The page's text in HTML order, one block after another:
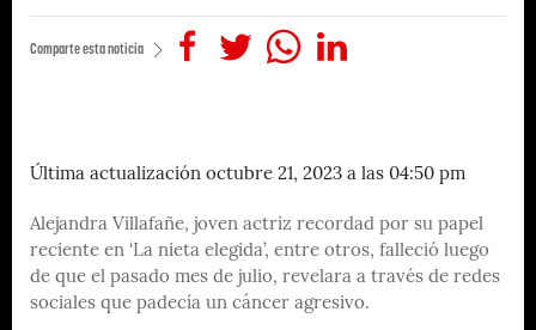
Comparte esta noticia
Última actualización octubre 21, 2023 a las 04:50 pm
Alejandra Villafañe, joven actriz recordad por su papel
reciente en ‘La nieta elegida’, entre otros, falleció luego
de que el pasado mes de julio, revelara a través de redes
sociales que padecía un cáncer agresivo.